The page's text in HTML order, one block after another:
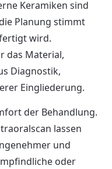
Keramiken sind
Planung stimmt
wird.
das Material,
Diagnostik,
Eingliederung.
der Behandlung.
lassen
und
oder